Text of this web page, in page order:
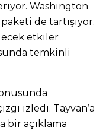
Washington
de tartışıyor.
etkiler
temkinli
izledi. Tayvan’a
bir açıklama